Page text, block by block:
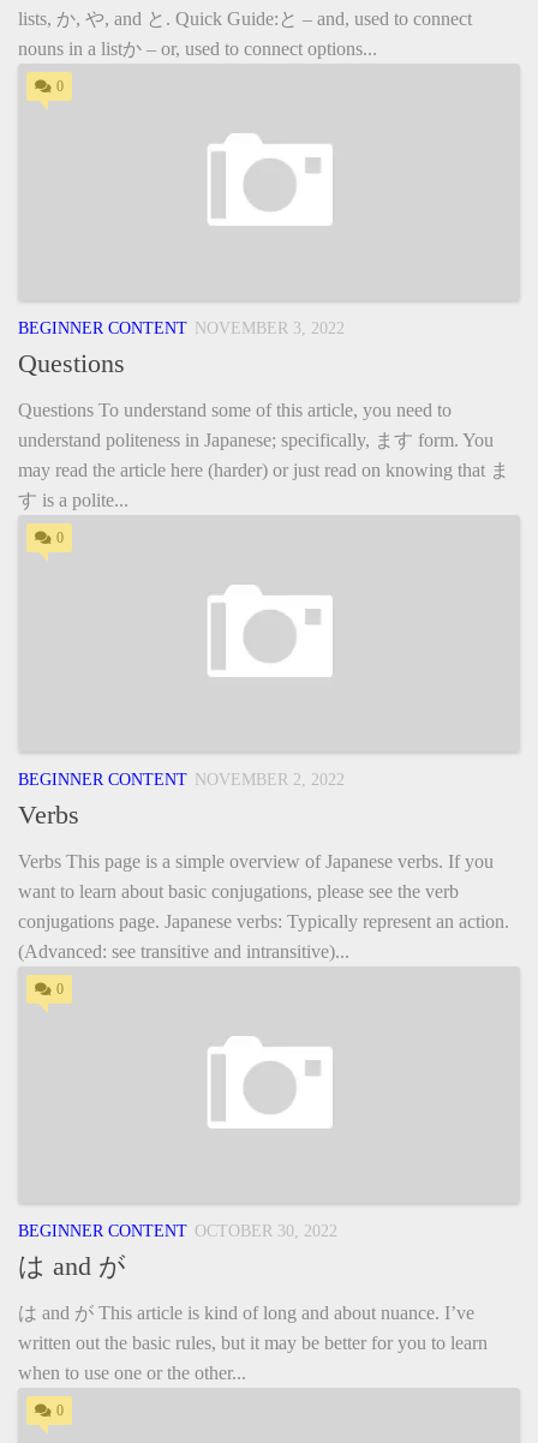
lists, か, や, and と. Quick Guide:と – and, used to connect
nouns in a listか – or, used to connect options...
0
BEGINNER CONTENT NOVEMBER 3, 2022
Questions
Questions To understand some of this article, you need to
understand politeness in Japanese; specifically, ます form. You
may read the article here (harder) or just read on knowing that ま
す is a polite...
0
BEGINNER CONTENT NOVEMBER 2, 2022
Verbs
Verbs This page is a simple overview of Japanese verbs. If you
want to learn about basic conjugations, please see the verb
conjugations page. Japanese verbs: Typically represent an action.
(Advanced: see transitive and intransitive)...
0
BEGINNER CONTENT OCTOBER 30, 2022
は and が
は and が This article is kind of long and about nuance. I’ve
written out the basic rules, but it may be better for you to learn
when to use one or the other...
0